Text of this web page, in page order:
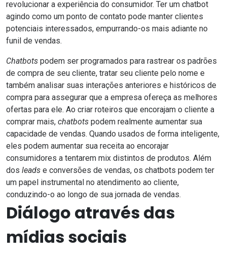
revolucionar a experiência do consumidor. Ter um chatbot
agindo como um ponto de contato pode manter clientes
potenciais interessados, empurrando-os mais adiante no
funil de vendas.
Chatbots podem ser programados para rastrear os padrões
de compra de seu cliente, tratar seu cliente pelo nome e
também analisar suas interações anteriores e históricos de
compra para assegurar que a empresa ofereça as melhores
ofertas para ele. Ao criar roteiros que encorajam o cliente a
comprar mais, chatbots podem realmente aumentar sua
capacidade de vendas. Quando usados de forma inteligente,
eles podem aumentar sua receita ao encorajar
consumidores a tentarem mix distintos de produtos. Além
dos leads e conversões de vendas, os chatbots podem ter
um papel instrumental no atendimento ao cliente,
conduzindo-o ao longo de sua jornada de vendas.
Diálogo através das
mídias sociais